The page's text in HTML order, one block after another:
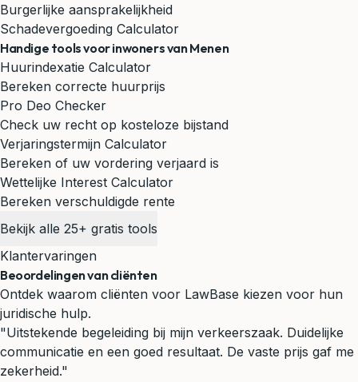
Burgerlijke aansprakelijkheid
Schadevergoeding Calculator
Handige tools voor inwoners van Menen
Huurindexatie Calculator
Bereken correcte huurprijs
Pro Deo Checker
Check uw recht op kosteloze bijstand
Verjaringstermijn Calculator
Bereken of uw vordering verjaard is
Wettelijke Interest Calculator
Bereken verschuldigde rente
Bekijk alle 25+ gratis tools
Klantervaringen
Beoordelingen van cliënten
Ontdek waarom cliënten voor LawBase kiezen voor hun
juridische hulp.
"Uitstekende begeleiding bij mijn verkeerszaak. Duidelijke
communicatie en een goed resultaat. De vaste prijs gaf me
zekerheid."